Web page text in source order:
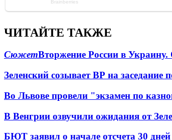
ЧИТАЙТЕ ТАКЖЕ
СюжетВторжение России в
Зеленский созывает ВР на
Во Львове провели "экзамен по
В Венгрии озвучили ожидания от
БЮТ заявил о начале отсчета 30